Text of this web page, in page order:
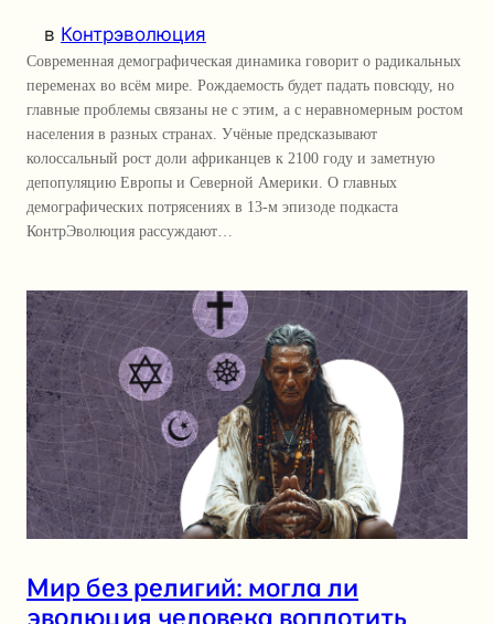
в Контрэволюция
Современная демографическая динамика говорит о радикальных
переменах во всём мире. Рождаемость будет падать повсюду, но
главные проблемы связаны не с этим, а с неравномерным ростом
населения в разных странах. Учёные предсказывают
колоссальный рост доли африканцев к 2100 году и заметную
депопуляцию Европы и Северной Америки. О главных
демографических потрясениях в 13-м эпизоде подкаста
КонтрЭволюция рассуждают…
Мир без религий: могла ли
эволюция человека воплотить